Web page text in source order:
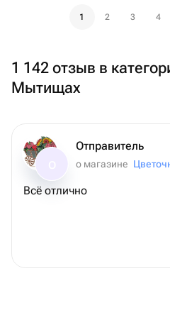
1 2 3 4
1 142 отзыв в
Мытищах
Отправитель
о магазине
Всё отлично